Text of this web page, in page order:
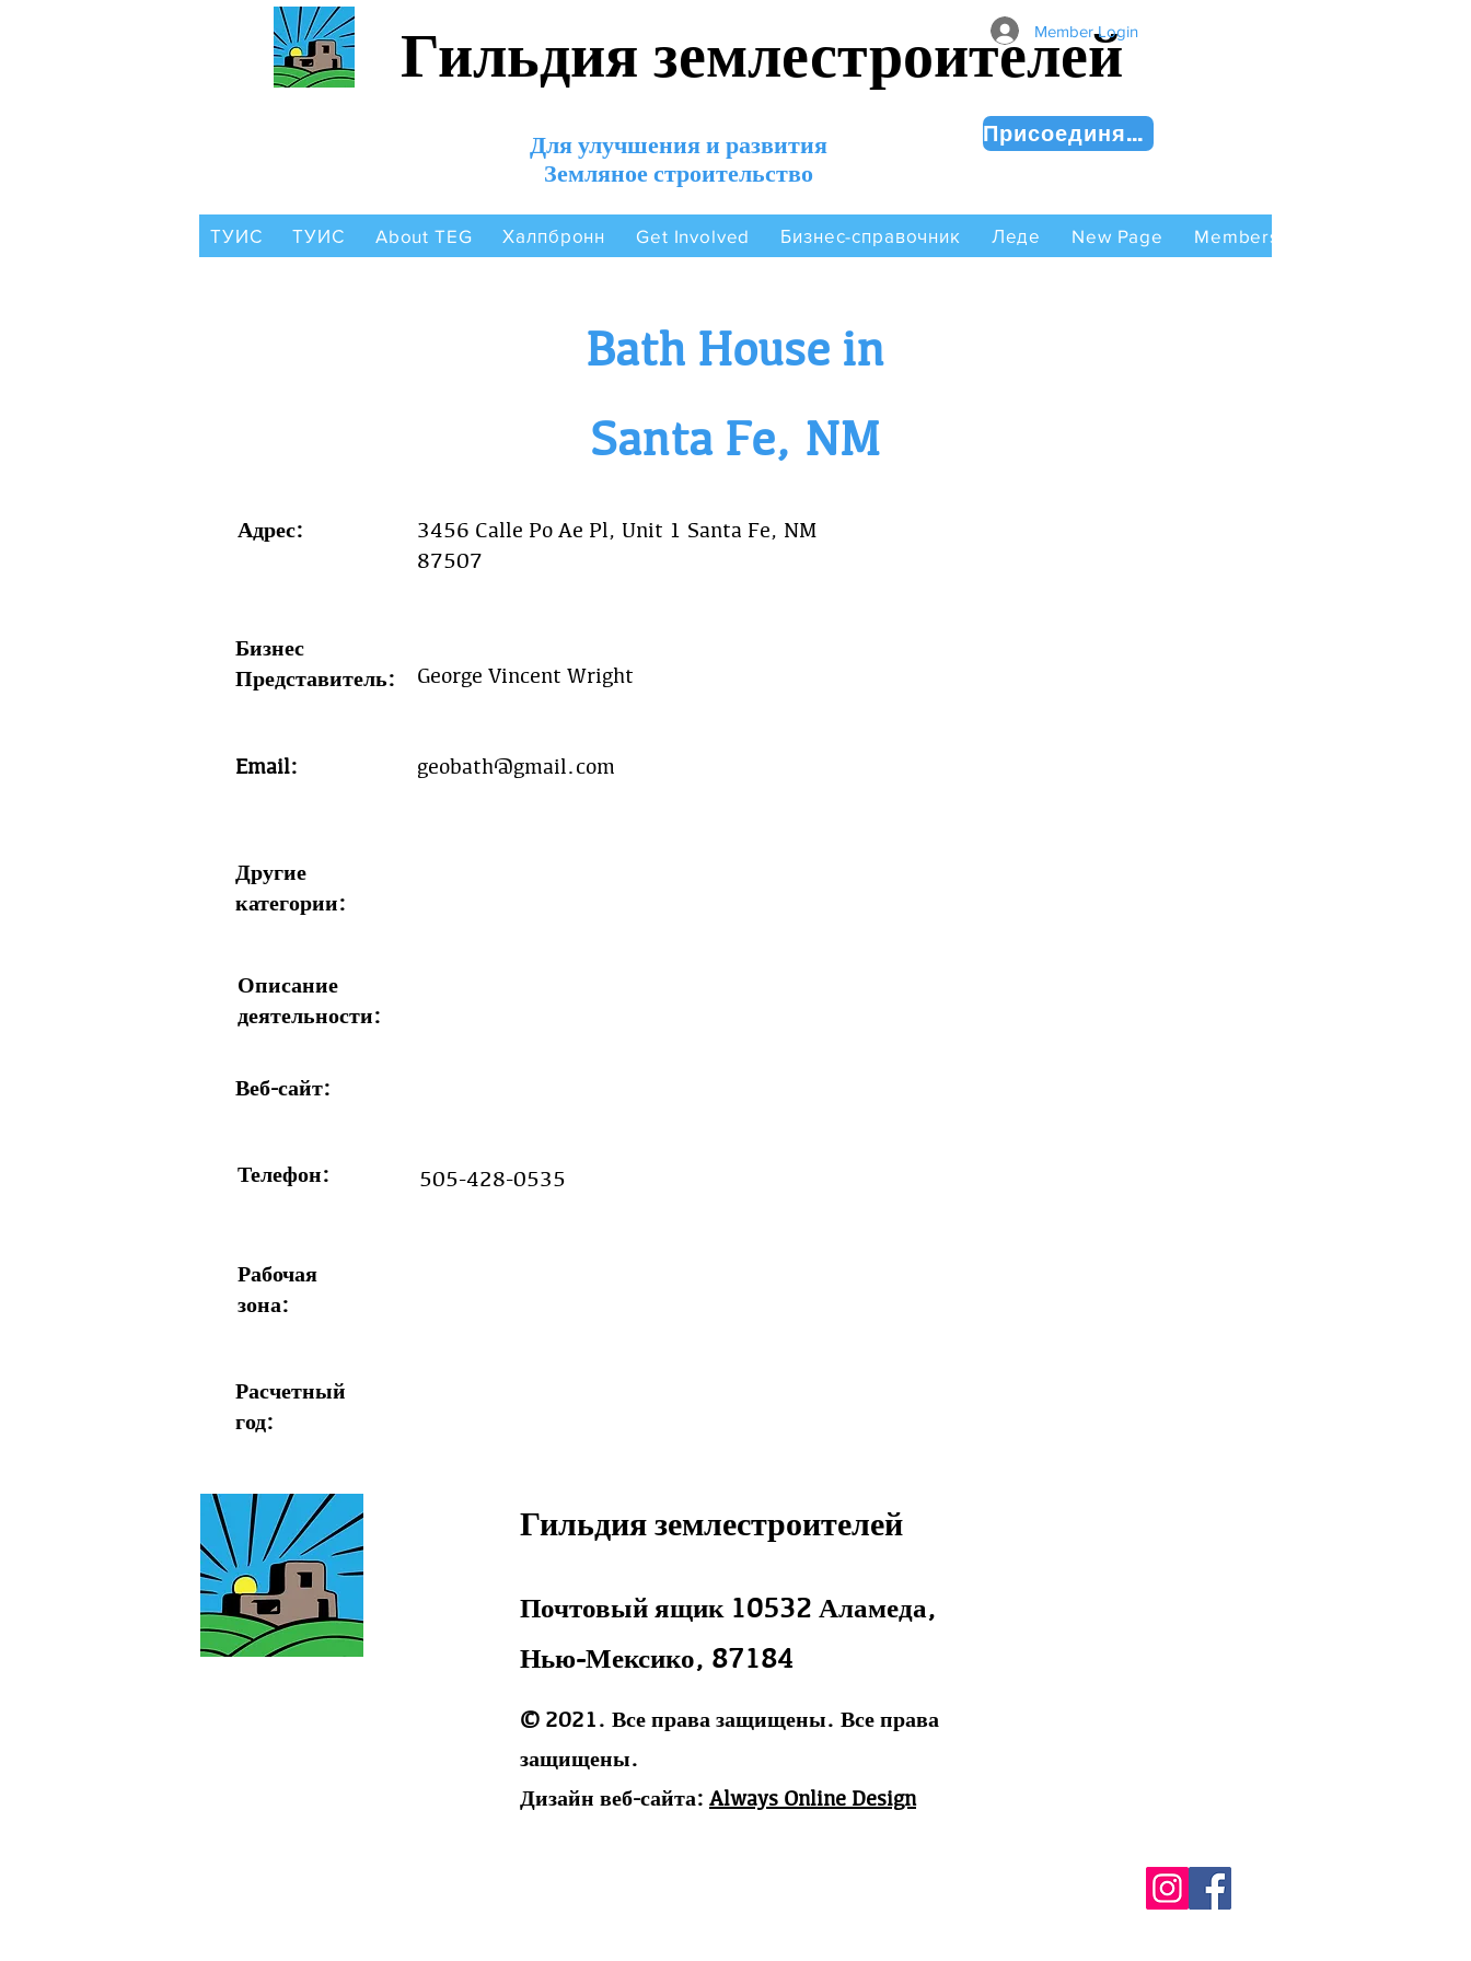
Гильдия землестроителей
Member Login
Для улучшения и развития
Земляное строительство
Присоединяйся сейчас!
ТУИС ТУИС About TEG Халпбронн Get Involved Бизнес-справочник Леде New Page Members
Адрес:
Bath House in
Santa Fe, NM
3456 Calle Po Ae Pl, Unit 1 Santa Fe, NM
87507
George Vincent Wright
Бизнес
Представитель:
Email: geobath@gmail.com
Другие
категории:
Описание
деятельности:
Веб-сайт:
Телефон: 505-428-0535
Рабочая
зона:
Расчетный
год:
Гильдия землестроителей
Почтовый ящик 10532 Аламеда,
Нью-Мексико, 87184
© 2021. Все права защищены. Все права
защищены.
Дизайн веб-сайта: Always Online Design